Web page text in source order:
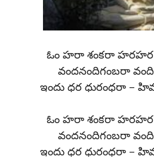
ఓం హరా శంకరా హరహర
వందనందిగంబరా
ఇందు ధర ధురంధరా –
ఓం హరా శంకరా హరహర
వందనందిగంబరా
ఇందు ధర ధురంధరా –